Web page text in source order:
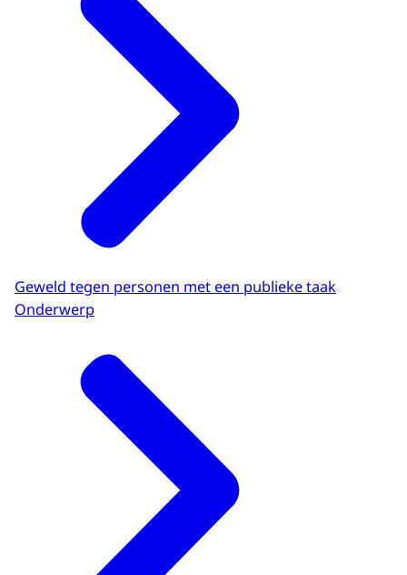
Geweld tegen personen met een publieke taak
Onderwerp